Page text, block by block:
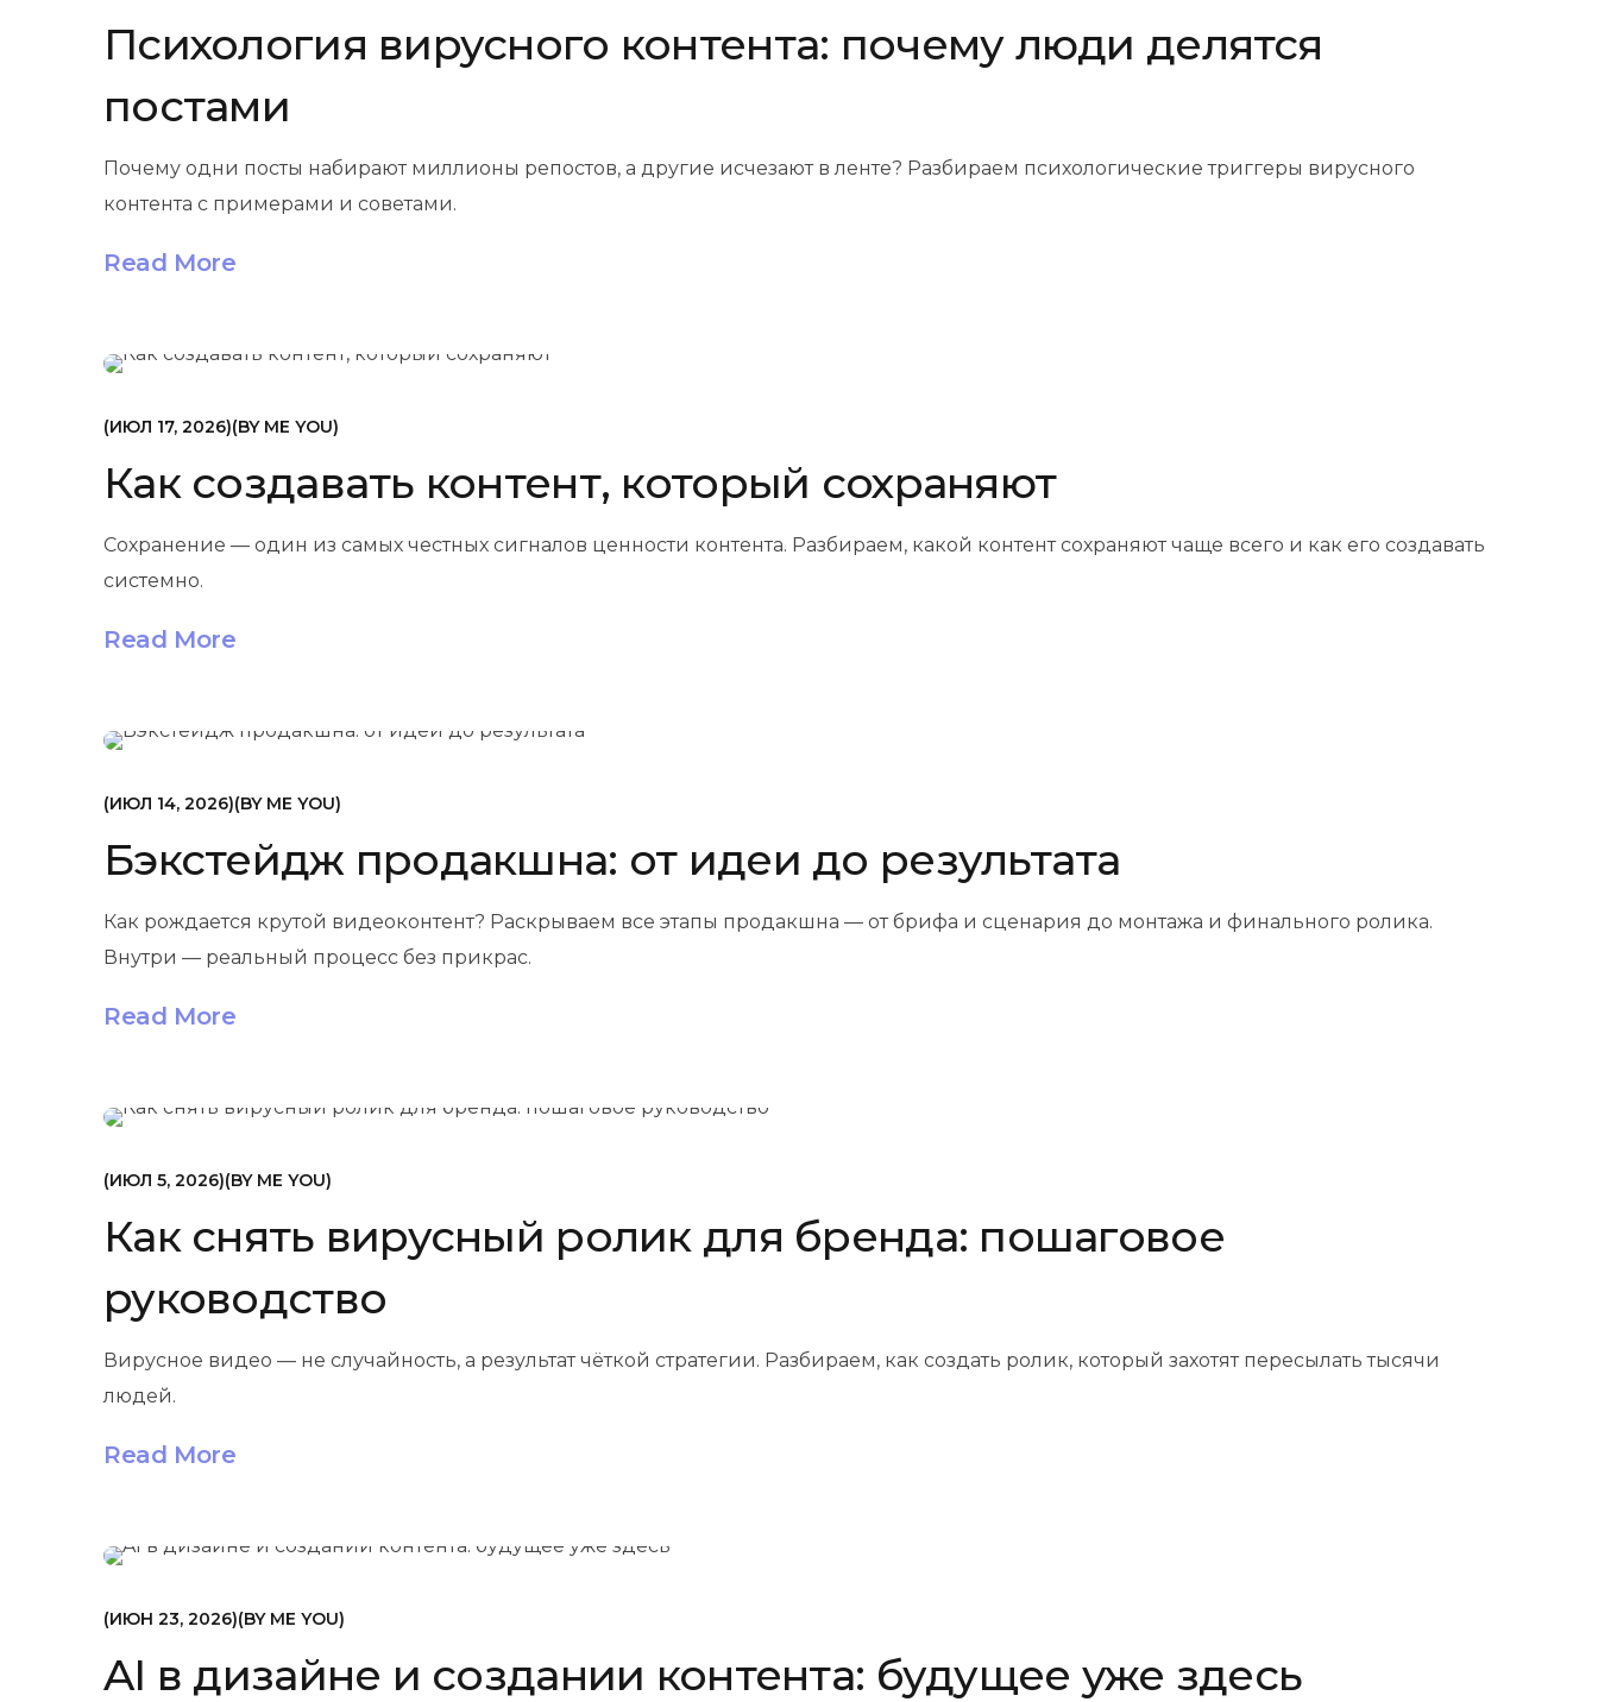
Психология вирусного контента: почему люди делятся
постами
Почему одни посты набирают миллионы репостов, а другие исчезают в ленте? Разбираем психологические триггеры вирусного
контента с примерами и советами.
Read More
МАРКЕТИНГ
ИЮЛ 17, 2026 BY ME YOU
Как создавать контент, который сохраняют
Сохранение — один из самых честных сигналов ценности контента. Разбираем, какой контент сохраняют чаще всего и как его создавать
системно.
Read More
МАРКЕТИНГ
ИЮЛ 14, 2026 BY ME YOU
Бэкстейдж продакшна: от идеи до результата
Как рождается крутой видеоконтент? Раскрываем все этапы продакшна — от брифа и сценария до монтажа и финального ролика.
Внутри — реальный процесс без прикрас.
Read More
МАРКЕТИНГ
ИЮЛ 5, 2026 BY ME YOU
Как снять вирусный ролик для бренда: пошаговое
руководство
Вирусное видео — не случайность, а результат чёткой стратегии. Разбираем, как создать ролик, который захотят пересылать тысячи
людей.
Read More
МАРКЕТИНГ
ИЮН 23, 2026 BY ME YOU
AI в дизайне и создании контента: будущее уже здесь